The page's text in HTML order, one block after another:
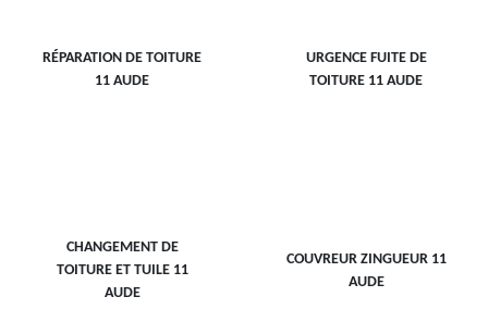
RÉPARATION DE TOITURE
11 AUDE
URGENCE FUITE DE
TOITURE 11 AUDE
CHANGEMENT DE
TOITURE ET TUILE 11
AUDE
COUVREUR ZINGUEUR 11
AUDE